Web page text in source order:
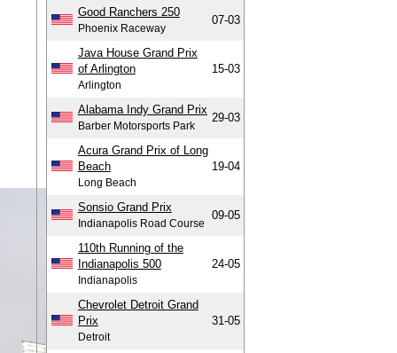
Good Ranchers 250
Phoenix Raceway
07-03
Java House Grand Prix
of Arlington
Arlington
15-03
Alabama Indy Grand Prix
Barber Motorsports Park
29-03
Acura Grand Prix of Long
Beach
Long Beach
19-04
Sonsio Grand Prix
Indianapolis Road Course
09-05
110th Running of the
Indianapolis 500
Indianapolis
24-05
Chevrolet Detroit Grand
Prix
Detroit
31-05